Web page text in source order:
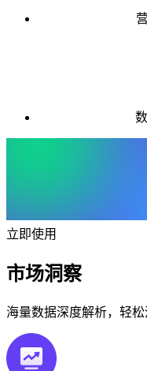
立即使用
市场洞察
海量数据深度解析，轻